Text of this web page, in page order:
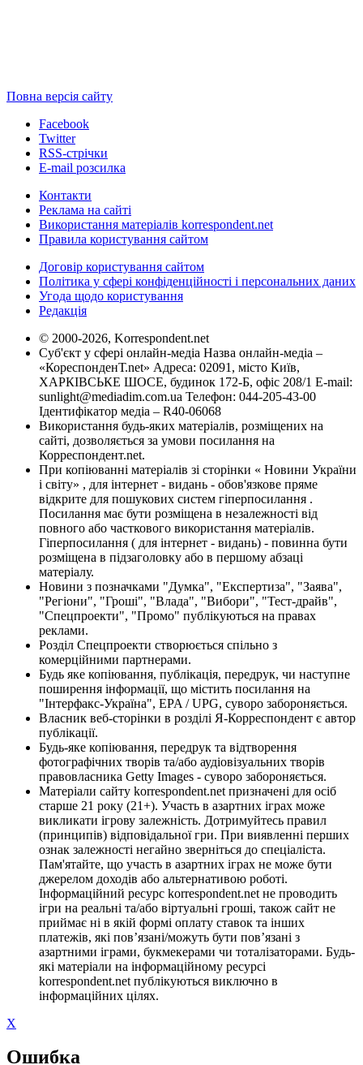
Повна версія сайту
Facebook
Twitter
RSS-стрічки
E-mail розсилка
Контакти
Реклама на сайті
Використання матеріалів korrespondent.net
Правила користування сайтом
Договір користування сайтом
Політика у сфері конфіденційності і персональних даних
Угода щодо користування
Редакція
© 2000-2026, Korrespondent.net
Суб'єкт у сфері онлайн-медіа Назва онлайн-медіа –
«КореспонденТ.net» Адреса: 02091, місто Київ,
ХАРКІВСЬКЕ ШОСЕ, будинок 172-Б, офіс 208/1 E-mail:
sunlight@mediadim.com.ua Телефон: 044-205-43-00
Ідентифікатор медіа – R40-06068
Використання будь-яких матеріалів, розміщених на
сайті, дозволяється за умови посилання на
Корреспондент.net.
При копіюванні матеріалів зі сторінки « Новини України
і світу» , для інтернет - видань - обов'язкове пряме
відкрите для пошукових систем гіперпосилання .
Посилання має бути розміщена в незалежності від
повного або часткового використання матеріалів.
Гіперпосилання ( для інтернет - видань) - повинна бути
розміщена в підзаголовку або в першому абзаці
матеріалу.
Новини з позначками "Думка", "Експертиза", "Заява",
"Регіони", "Гроші", "Влада", "Вибори", "Тест-драйв",
"Спецпроекти", "Промо" публікуються на правах
реклами.
Розділ Спецпроекти створюється спільно з
комерційними партнерами.
Будь яке копіювання, публікація, передрук, чи наступне
поширення інформації, що містить посилання на
"Інтерфакс-Україна", EPA / UPG, суворо забороняється.
Власник веб-сторінки в розділі Я-Корреспондент є автор
публікації.
Будь-яке копіювання, передрук та відтворення
фотографічних творів та/або аудіовізуальних творів
правовласника Getty Images - суворо забороняється.
Матеріали сайту korrespondent.net призначені для осіб
старше 21 року (21+). Участь в азартних іграх може
викликати ігрову залежність. Дотримуйтесь правил
(принципів) відповідальної гри. При виявленні перших
ознак залежності негайно зверніться до спеціаліста.
Пам'ятайте, що участь в азартних іграх не може бути
джерелом доходів або альтернативою роботі.
Інформаційний ресурс korrespondent.net не проводить
ігри на реальні та/або віртуальні гроші, також сайт не
приймає ні в якій формі оплату ставок та інших
платежів, які пов’язані/можуть бути пов’язані з
азартними іграми, букмекерами чи тоталізаторами. Будь-
які матеріали на інформаційному ресурсі
korrespondent.net публікуються виключно в
інформаційних цілях.
X
Ошибка